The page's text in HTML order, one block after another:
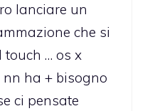
lanciare un
che si
touch … os x
ha + bisogno
ci pensate